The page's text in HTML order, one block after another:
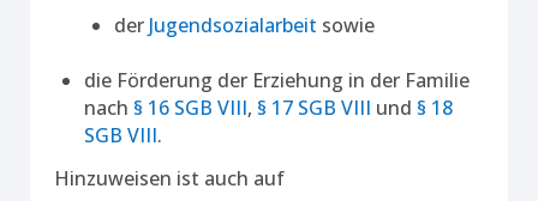
der Jugendsozialarbeit sowie
die Förderung der Erziehung in der Familie
nach § 16 SGB VIII, § 17 SGB VIII und § 18
SGB VIII.
Hinzuweisen ist auch auf